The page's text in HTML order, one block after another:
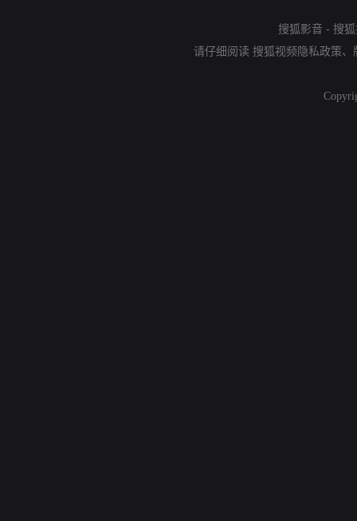
搜狐影音 - 搜
请仔细阅读 搜狐视频隐私政策、